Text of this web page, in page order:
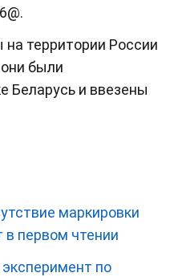
территории России
были
Беларусь и ввезены
маркировки
первом чтении
по